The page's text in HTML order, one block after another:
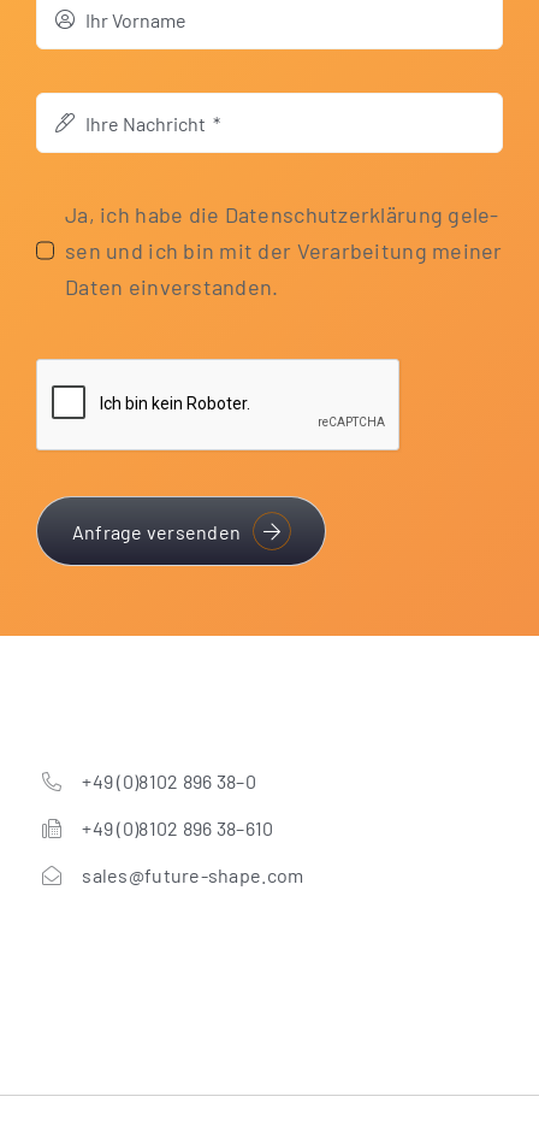
Ja, ich habe die Daten­schutz­er­klä­rung gele­
sen und ich bin mit der Ver­ar­bei­tung mei­ner
Daten einverstanden.
Anfrage versenden
+49 (0)8102 896 38–0
+49 (0)8102 896 38–610
sales@future-shape.com